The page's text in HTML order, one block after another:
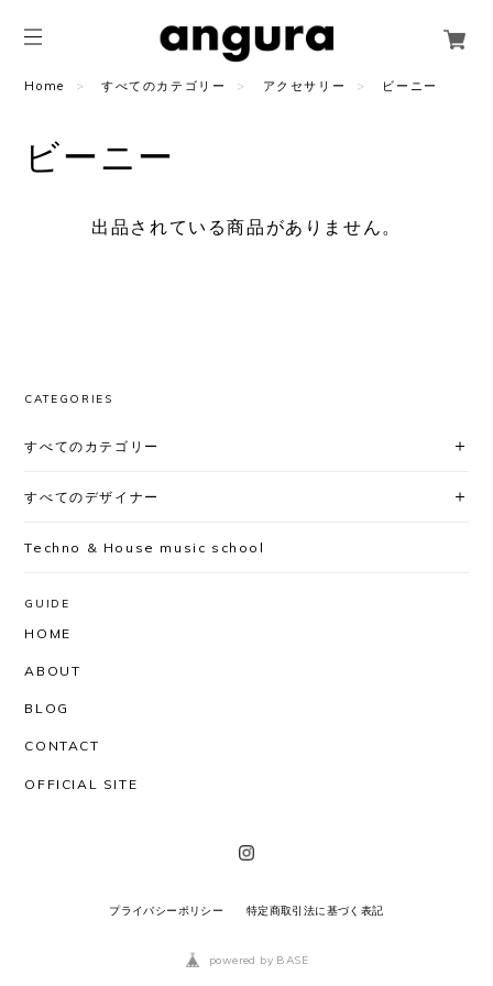
Home すべてのカテゴリー アクセサリー ビーニー
ビーニー
出品されている商品がありません。
CATEGORIES
すべてのカテゴリー
すべてのデザイナー
Techno & House music school
GUIDE
HOME
ABOUT
BLOG
CONTACT
OFFICIAL SITE
プライバシーポリシー 特定商取引法に基づく表記
powered by BASE